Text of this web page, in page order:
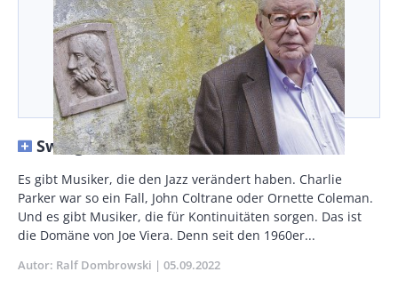
Swing für alle
Body
Es gibt Musiker, die den Jazz verändert haben. Charlie
Parker war so ein Fall, John Coltrane oder Ornette Coleman.
Und es gibt Musiker, die für Kontinuitäten sorgen. Das ist
die Domäne von Joe Viera. Denn seit den 1960er...
Autor Ralf Dombrowski Publikationsdatum
05.09.2022